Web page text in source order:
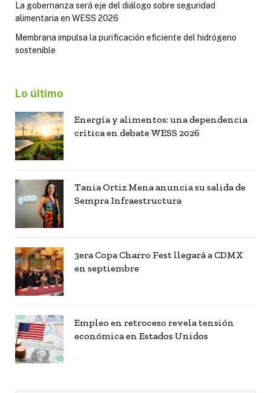
La gobernanza será eje del diálogo sobre seguridad
alimentaria en WESS 2026
Membrana impulsa la purificación eficiente del hidrógeno
sostenible
Lo último
Energía y alimentos: una dependencia
crítica en debate WESS 2026
Tania Ortiz Mena anuncia su salida de
Sempra Infraestructura
3era Copa Charro Fest llegará a CDMX
en septiembre
Empleo en retroceso revela tensión
económica en Estados Unidos